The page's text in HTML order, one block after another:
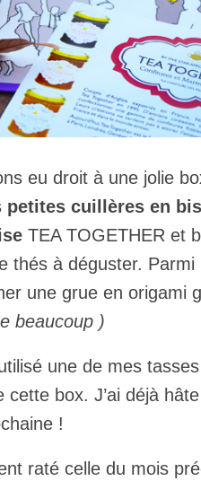
eu droit à une jolie
petites cuillères en
TEA TOGETHER et
thés à déguster.
une grue en origami
beaucoup )
une de mes
cette box. J’ai déjà
!
raté celle du mois